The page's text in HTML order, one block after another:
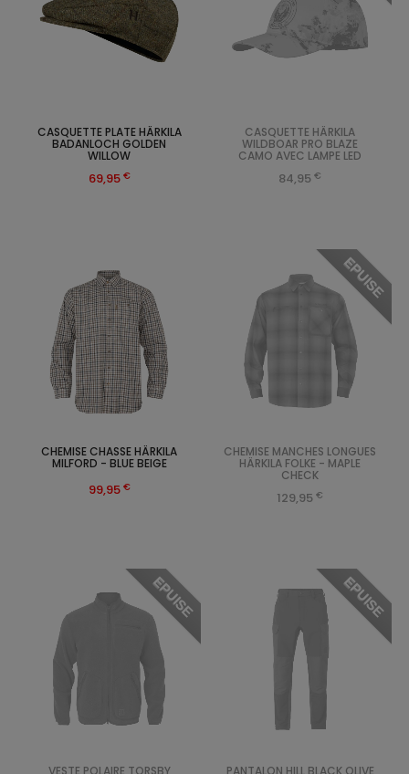
CHEMISE CHASSE HÄRKILA
MILFORD - BLUE BEIGE
99,95 €
CASQUETTE PLATE HÄRKILA
BADANLOCH GOLDEN
WILLOW
69,95 €
CASQUETTE HÄRKILA
WILDBOAR PRO BLAZE
CAMO AVEC LAMPE LED
84,95 €
EPUISE
CHEMISE MANCHES LONGUES
HÄRKILA FOLKE - MAPLE
CHECK
129,95 €
EPUISE EPUISE